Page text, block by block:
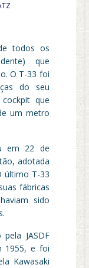
todos os
que
O T-33 foi
do seu
que
um metro
em 22 de
adotada
último T-33
fábricas
sido
JASDF
1955, e foi
Kawasaki